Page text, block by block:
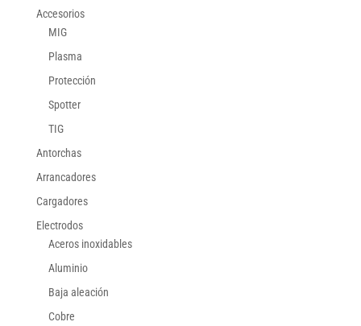
Accesorios
MIG
Plasma
Protección
Spotter
TIG
Antorchas
Arrancadores
Cargadores
Electrodos
Aceros inoxidables
Aluminio
Baja aleación
Cobre